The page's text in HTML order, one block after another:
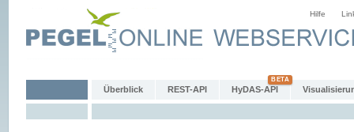
Hilfe
Überblick REST-API HyDAS-API